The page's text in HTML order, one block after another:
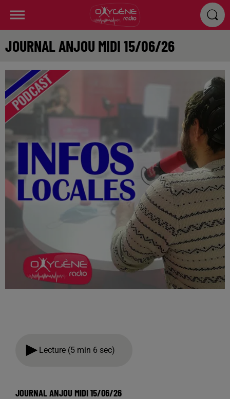
JOURNAL ANJOU MIDI 15/06/26
Lecture (5 min 6 sec)
JOURNAL ANJOU MIDI 15/06/26